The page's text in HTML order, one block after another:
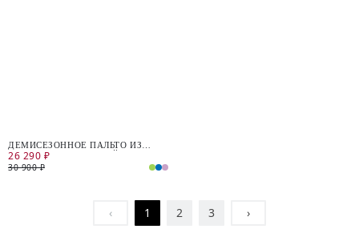
ДЕМИСЕЗОННОЕ ПАЛЬТО ИЗ
ШЕРСТИ С МЕМБРАНОЙ
26 290 ₽
30 900 ₽
‹ 1 2 3 ›